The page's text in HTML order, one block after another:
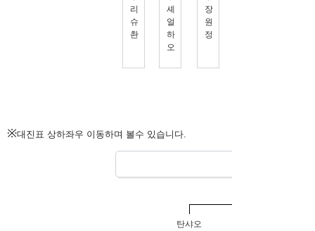
※대진표 상하좌우 이동하며 볼수 있습니다.